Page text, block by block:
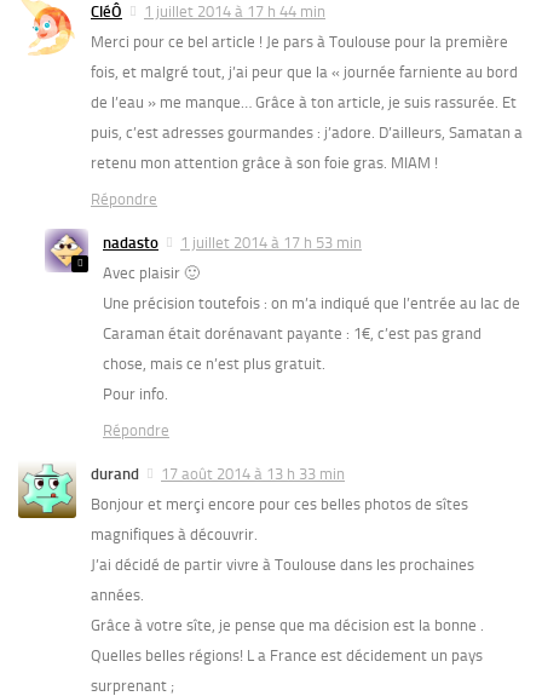
CléÔ
1 juillet 2014 à 17 h 44 min
Merci pour ce bel article ! Je pars à Toulouse pour la première
fois, et malgré tout, j’ai peur que la « journée farniente au bord
de l’eau » me manque… Grâce à ton article, je suis rassurée. Et
puis, c’est adresses gourmandes : j’adore. D’ailleurs, Samatan a
retenu mon attention grâce à son foie gras. MIAM !
Répondre
nadasto
1 juillet 2014 à 17 h 53 min
Avec plaisir 🙂
Une précision toutefois : on m’a indiqué que l’entrée au lac de
Caraman était dorénavant payante : 1€, c’est pas grand
chose, mais ce n’est plus gratuit.
Pour info.
Répondre
durand
17 août 2014 à 13 h 33 min
Bonjour et merçi encore pour ces belles photos de sîtes
magnifiques à découvrir.
J’ai décidé de partir vivre à Toulouse dans les prochaines
années.
Grâce à votre sîte, je pense que ma décision est la bonne .
Quelles belles régions! L a France est décidement un pays
surprenant ;